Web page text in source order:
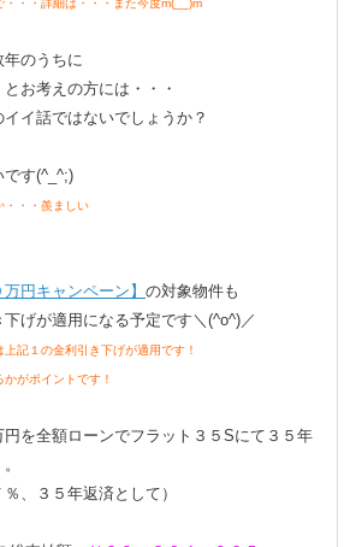
のうちに
お考えの方には・・・
イ話ではないでしょうか？
です(^_^;)
・・・羨ましい
円キャンペーン】 の対象物件も
げが適用になる予定です＼(^o^)／
記１の金利引き下げが適用です！
がポイントです！
を全額ローンでフラット３５Sにて３５年
、３５年返済として）